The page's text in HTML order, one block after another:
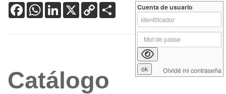
FacebookWhatsApp
LinkedIn
X Copy
Link
Catálogo
Cuenta de usuario
Olvidé mi contraseña